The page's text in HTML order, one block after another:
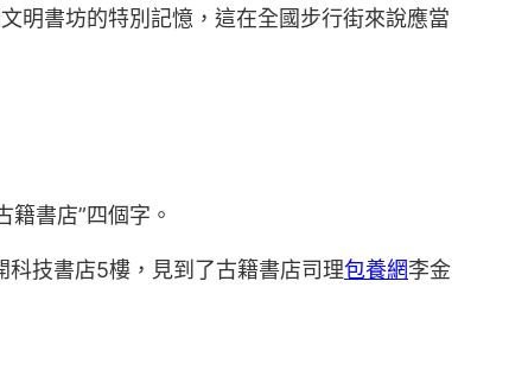
明書坊的特別記憶，這在全國步行街來說應當
籍書店”四個字。
技書店5樓，見到了古籍書店司理包養網李金